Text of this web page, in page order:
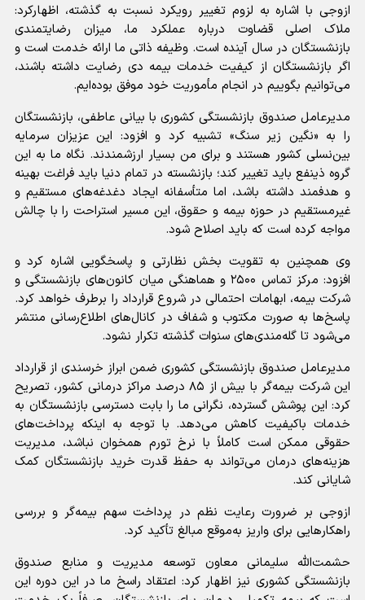
ازوجی با اشاره به لزوم تغییر رویکرد نسبت به گذشته، اظهارکرد:
ملاک اصلی قضاوت درباره عملکرد ما، میزان رضایتمندی
بازنشستگان در سال آینده است. وظیفه ذاتی ما ارائه خدمت است و
اگر بازنشستگان از کیفیت خدمات بیمه دی رضایت داشته باشند،
می‌توانیم بگوییم در انجام مأموریت خود موفق بوده‌ایم.
مدیرعامل صندوق بازنشستگی کشوری با بیانی عاطفی، بازنشستگان
را به «نگین زیر سنگ» تشبیه کرد و افزود: این عزیزان سرمایه
بین‌نسلی کشور هستند و برای من بسیار ارزشمندند. نگاه ما به این
گروه ذینفع باید تغییر کند؛ بازنشسته در تمام دنیا باید فراغت بهینه
و هدفمند داشته باشد، اما متأسفانه ایجاد دغدغه‌های مستقیم و
غیرمستقیم در حوزه بیمه و حقوق، این مسیر استراحت را با چالش
مواجه کرده است که باید اصلاح شود.
وی همچنین به تقویت بخش نظارتی و پاسخگویی اشاره کرد و
افزود: مرکز تماس ۲۵۰۰ و هماهنگی میان کانون‌های بازنشستگی و
شرکت بیمه، ابهامات احتمالی در شروع قرارداد را برطرف خواهد کرد.
پاسخ‌ها به صورت مکتوب و شفاف در کانال‌های اطلاع‌رسانی منتشر
می‌شود تا گله‌مندی‌های سنوات گذشته تکرار نشود.
مدیرعامل صندوق بازنشستگی کشوری ضمن ابراز خرسندی از قرارداد
این شرکت بیمه‌گر با بیش از ۸۵ درصد مراکز درمانی کشور، تصریح
کرد: این پوشش گسترده، نگرانی ما را بابت دسترسی بازنشستگان به
خدمات باکیفیت کاهش می‌دهد. با توجه به اینکه پرداخت‌های
حقوقی ممکن است کاملاً با نرخ تورم همخوان نباشد، مدیریت
هزینه‌های درمان می‌تواند به حفظ قدرت خرید بازنشستگان کمک
شایانی کند.
ازوجی بر ضرورت رعایت نظم در پرداخت سهم بیمه‌گر و بررسی
راهکارهایی برای واریز به‌موقع مبالغ تأکید کرد.
حشمت‌الله سلیمانی معاون توسعه مدیریت و منابع صندوق
بازنشستگی کشوری نیز اظهار کرد: اعتقاد راسخ ما در این دوره این